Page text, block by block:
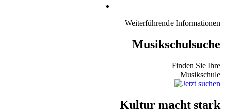
Weiterführende Informationen
Musikschulsuche
Finden Sie Ihre
Musikschule
Kultur macht stark